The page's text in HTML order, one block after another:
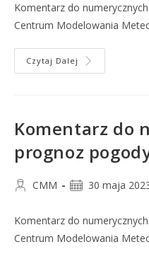
Komentarz do
Centrum Modelowania
Czytaj Dalej
Komentarz do
prognoz
CMM 30 maja
Komentarz do
Centrum Modelowania